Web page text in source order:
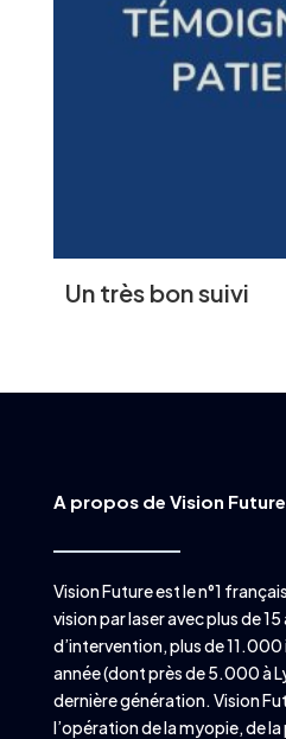
Un très bon suivi
A propos de Vision
Vision Future est le n°1
vision par laser avec plus de
d’intervention, plus de
année (dont près de 5.000 à
dernière génération. Vision
l’opération de la myopie, de